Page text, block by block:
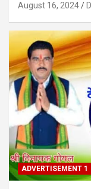
August 16, 2024
ADVERTISEMENT 1